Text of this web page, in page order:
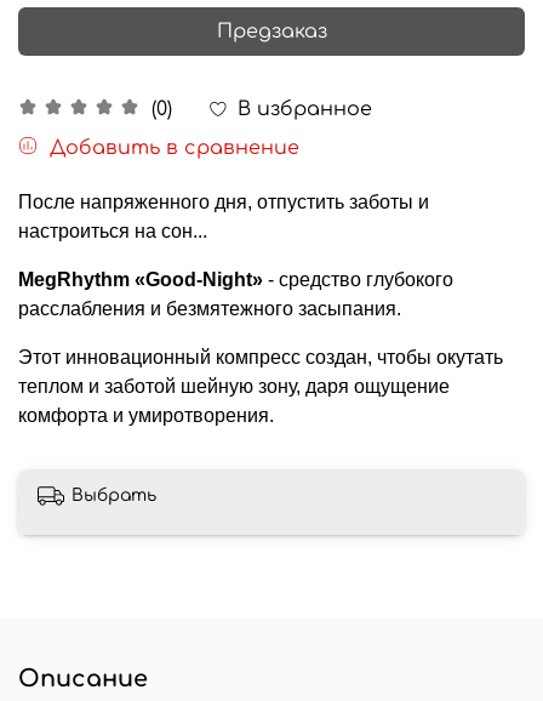
(0)
В избранное
Добавить в сравнение
Предзаказ
После напряженного дня, отпустить заботы и
настроиться на сон...
MegRhythm «Good-Night» - средство глубокого
расслабления и безмятежного засыпания.
Этот инновационный компресс создан, чтобы окутать
теплом и заботой шейную зону, даря ощущение
комфорта и умиротворения.
Выбрать
Описание